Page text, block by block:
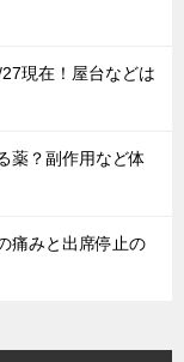
現在！屋台などは
薬？副作用など体
痛みと出席停止の